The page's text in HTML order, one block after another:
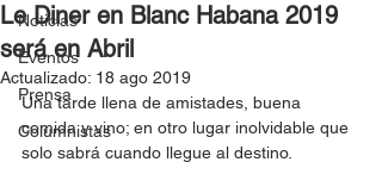
Noticias
Eventos
Prensa
Columnistas
Le Diner en Blanc Habana 2019
será en Abril
Actualizado: 18 ago 2019
Una tarde llena de amistades, buena
comida y vino; en otro lugar inolvidable que
solo sabrá cuando llegue al destino.